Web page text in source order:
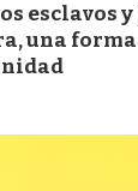
esclavos y
una